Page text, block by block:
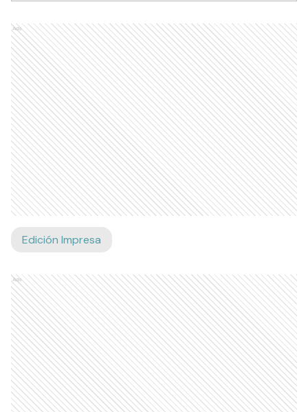
Ads
Edición Impresa
Ads